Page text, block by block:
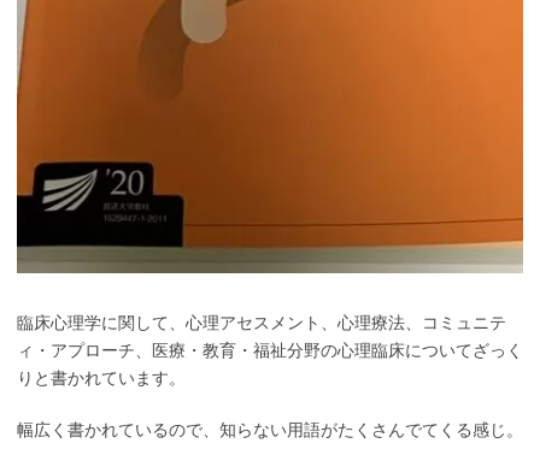
臨床心理学に関して、心理アセスメント、心理療法、コミュニテ
ィ・アプローチ、医療・教育・福祉分野の心理臨床についてざっく
りと書かれています。
幅広く書かれているので、知らない用語がたくさんでてくる感じ。